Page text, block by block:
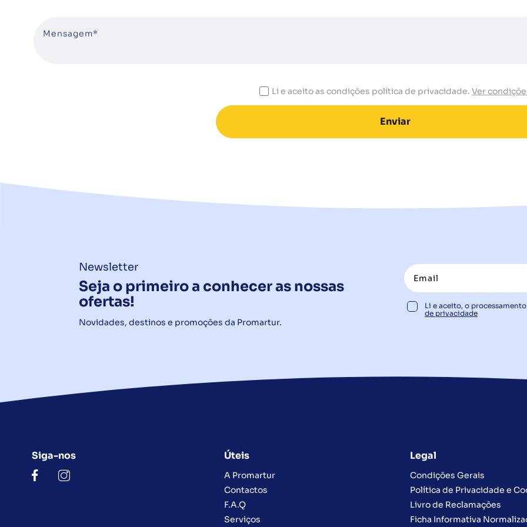
Li e aceito as condições política de privacidade. Ver
Enviar
Newsletter
Seja o primeiro a conhecer as nossas
ofertas!
Novidades, destinos e promoções da Promartur.
Li e aceito, o
de privacidade
Siga-nos Úteis
A Promartur
Contactos
F.A.Q
Serviços
Legal
Condições Gerais
Política de Privacidade e
Livro de Reclamações
Ficha Informativa